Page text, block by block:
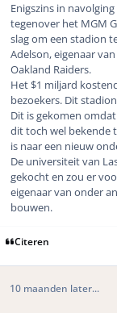
Enigszins in
tegenover het MGM
slag om een stadion
Adelson, eigenaar
Oakland Raiders.
Het $1 miljard
bezoekers. Dit
Dit is gekomen
dit toch wel bekende
is naar een nieuw
De universiteit van
gekocht en zou er
eigenaar van onder
bouwen.
Citeren
10 maanden later...